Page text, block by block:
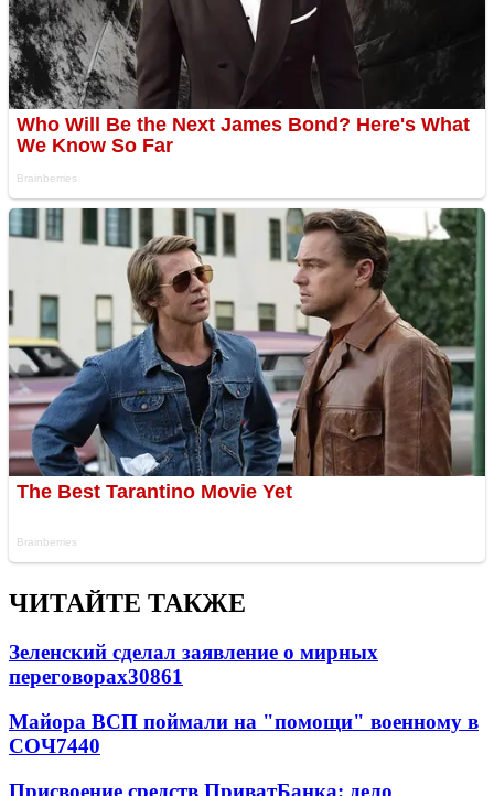
ЧИТАЙТЕ ТАКЖЕ
Зеленский сделал заявление о мирных
переговорах30861
Майора ВСП поймали на "помощи" военному в
СОЧ7440
Присвоение средств ПриватБанка: дело